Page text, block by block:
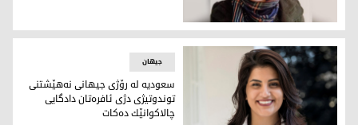
سه‌روین خورشید ره‌شید (1996 - 9ی شوبات/ فێبرایه‌ری 2022)
جیهان
سعودیه‌ له‌ رۆژی جیهانی نه‌هێشتنی
توندوتیژی دژی ئافره‌تان دادگایی
چالاكوانێك ده‌كات